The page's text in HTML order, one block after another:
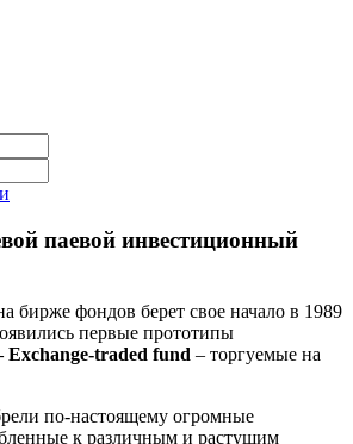
паевой инвестиционный
бирже фондов берет свое начало в 1989
первые прототипы
traded fund – торгуемые на
по-настоящему огромные
к различным и растущим